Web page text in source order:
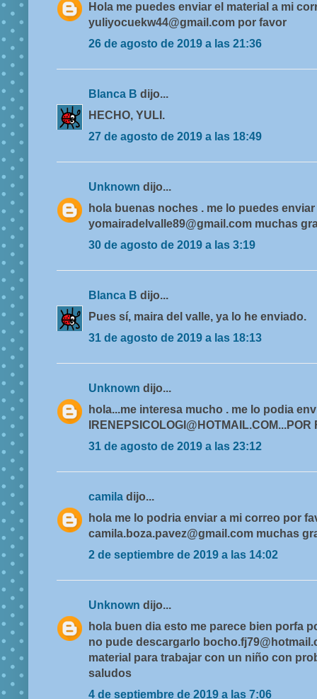
Hola me puedes enviar el material a mi
yuliyocuekw44@gmail.com por favor
26 de agosto de 2019 a las 21:36
Blanca B dijo...
HECHO, YULI.
27 de agosto de 2019 a las 18:49
Unknown dijo...
hola buenas noches . me lo puedes
yomairadelvalle89@gmail.com muchas
30 de agosto de 2019 a las 3:19
Blanca B dijo...
Pues sí, maira del valle, ya lo he enviado.
31 de agosto de 2019 a las 18:13
Unknown dijo...
hola...me interesa mucho . me lo podia
IRENEPSICOLOGI@HOTMAIL.COM...POR
31 de agosto de 2019 a las 23:12
camila dijo...
hola me lo podria enviar a mi correo por
camila.boza.pavez@gmail.com muchas
2 de septiembre de 2019 a las 14:02
Unknown dijo...
hola buen dia esto me parece bien porfa
no pude descargarlo
material para trabajar con un niño con
saludos
4 de septiembre de 2019 a las 7:06